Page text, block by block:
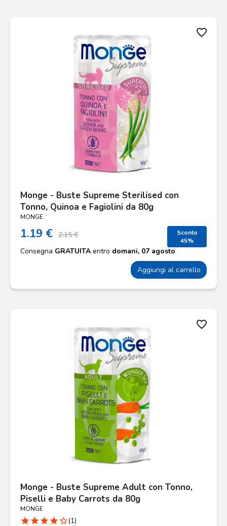
favorite_border
Monge - Buste Supreme Sterilised con
Tonno, Quinoa e Fagiolini da 80g
MONGE
1.19 € 2.15 €
Sconto
45%
Consegna GRATUITA entro domani, 07 agosto
Aggiungi al carrello
favorite_border
Monge - Buste Supreme Adult con Tonno,
Piselli e Baby Carrots da 80g
MONGE
star star star star star_border(1)